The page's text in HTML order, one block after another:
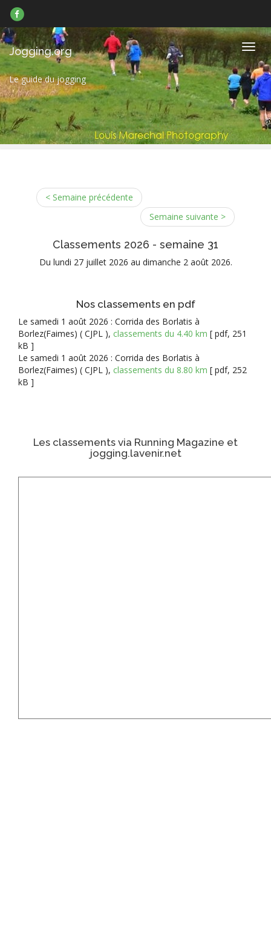
sur
Facebook
Jogging.org
Le guide du jogging
< Semaine précédente
Semaine suivante >
Classements 2026 - semaine 31
Du lundi 27 juillet 2026 au dimanche 2 août 2026.
Nos classements en pdf
Le samedi 1 août 2026 : Corrida des Borlatis à
Borlez(Faimes) ( CJPL ), classements du 4.40 km [ pdf, 251
kB ]
Le samedi 1 août 2026 : Corrida des Borlatis à
Borlez(Faimes) ( CJPL ), classements du 8.80 km [ pdf, 252
kB ]
Les classements via Running Magazine et
jogging.lavenir.net